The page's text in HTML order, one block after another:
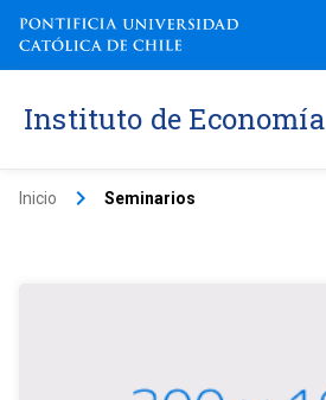
Instituto de Economía
Inicio keyboard_arrow_right Seminarios